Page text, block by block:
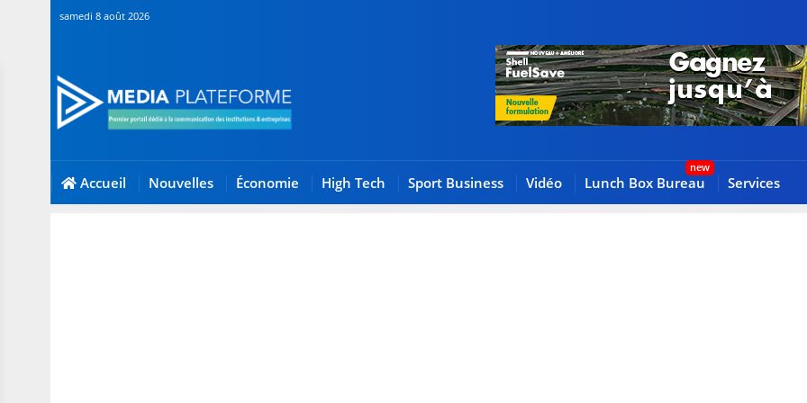
samedi 8 août 2026
Accueil Nouvelles Économie High Tech Sport Business Vidéo Lunch Box Bureau Services